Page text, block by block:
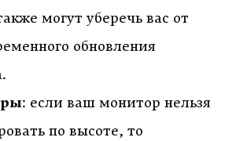
могут уберечь вас от
обновления
: если ваш монитор нельзя
по высоте, то